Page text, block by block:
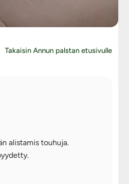
Takaisin Annun palstan etusivulle
alistamis touhuja.